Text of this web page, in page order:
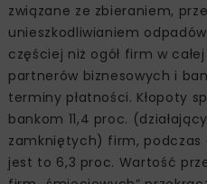
związane ze zbieraniem,
unieszkodliwianiem
częściej niż ogół firm w
partnerów biznesowych i
terminy płatności. Kłopoty
bankom 11,4 proc.
zamkniętych) firm, podczas
jest to 6,3 proc. Wartość